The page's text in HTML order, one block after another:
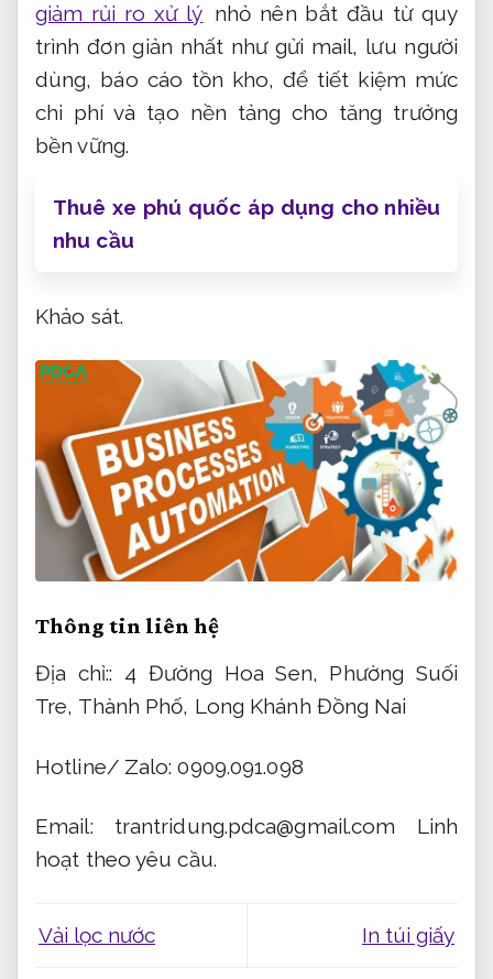
giảm rủi ro xử lý nhỏ nên bắt đầu từ quy
trình đơn giản nhất như gửi mail, lưu người
dùng, báo cáo tồn kho, để tiết kiệm mức
chi phí và tạo nền tảng cho tăng trưởng
bền vững.
Thuê xe phú quốc áp dụng cho nhiều
nhu cầu
Khảo sát.
Thông tin liên hệ
Địa chỉ:: 4 Đường Hoa Sen, Phường Suối
Tre, Thành Phố, Long Khánh Đồng Nai
Hotline/ Zalo: 0909.091.098
Email: trantridung.pdca@gmail.com
Linh
hoạt theo yêu cầu.
Vải lọc nước In túi giấy